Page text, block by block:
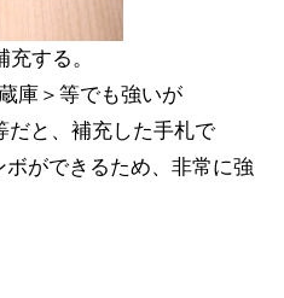
する。
庫＞等でも強いが
だと、補充した手札で
ができるため、非常に強